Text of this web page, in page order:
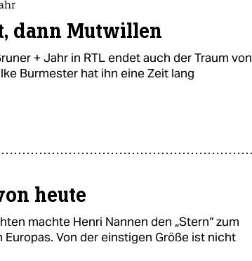
dann Mutwillen
+ Jahr in RTL endet auch der Traum von
Burmester hat ihn eine Zeit lang
heute
machte Henri Nannen den „Stern“ zum
Von der einstigen Größe ist nicht